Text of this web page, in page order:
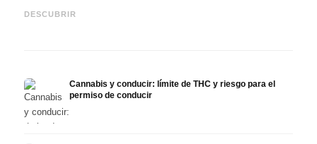
DESCUBRIR
automedición y lo que
Cannabis y conducir: límite de THC y riesgo para el
permiso de conducir